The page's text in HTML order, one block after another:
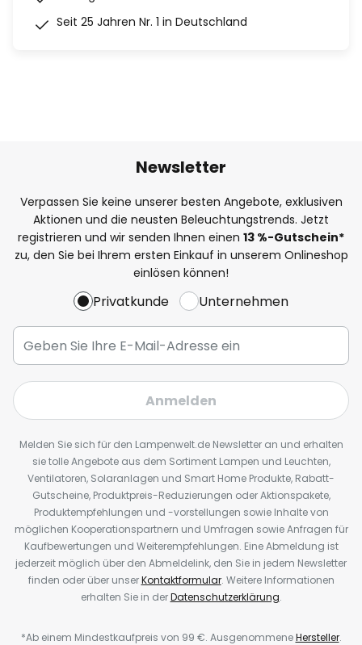
Seit 25 Jahren Nr. 1 in Deutschland
Newsletter
Verpassen Sie keine unserer besten Angebote, exklusiven
Aktionen und die neusten Beleuchtungstrends. Jetzt
registrieren und wir senden Ihnen einen 13 %-Gutschein*
zu, den Sie bei Ihrem ersten Einkauf in unserem Onlineshop
einlösen können!
Privatkunde Unternehmen
Anmelden
Melden Sie sich für den Lampenwelt.de Newsletter an und erhalten
sie tolle Angebote aus dem Sortiment Lampen und Leuchten,
Ventilatoren, Solaranlagen und Smart Home Produkte, Rabatt-
Gutscheine, Produktpreis-Reduzierungen oder Aktionspakete,
Produktempfehlungen und -vorstellungen sowie Inhalte von
möglichen Kooperationspartnern und Umfragen sowie Anfragen für
Kaufbewertungen und Weiterempfehlungen. Eine Abmeldung ist
jederzeit möglich über den Abmeldelink, den Sie in jedem Newsletter
finden oder über unserKontaktformular. Weitere Informationen
erhalten Sie in derDatenschutzerklärung.
*Ab einem Mindestkaufpreis von 99 €. AusgenommeneHersteller.